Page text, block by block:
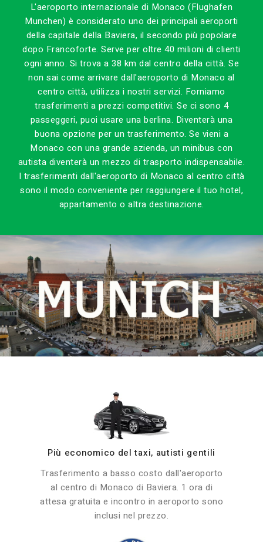
L'aeroporto internazionale di Monaco (Flughafen
Munchen) è considerato uno dei principali aeroporti
della capitale della Baviera, il secondo più popolare
dopo Francoforte. Serve per oltre 40 milioni di clienti
ogni anno. Si trova a 38 km dal centro della città. Se
non sai come arrivare dall'aeroporto di Monaco al
centro città, utilizza i nostri servizi. Forniamo
trasferimenti a prezzi competitivi. Se ci sono 4
passeggeri, puoi usare una berlina. Diventerà una
buona opzione per un trasferimento. Se vieni a
Monaco con una grande azienda, un minibus con
autista diventerà un mezzo di trasporto indispensabile.
I trasferimenti dall'aeroporto di Monaco al centro città
sono il modo conveniente per raggiungere il tuo hotel,
appartamento o altra destinazione.
Più economico del taxi, autisti gentili
Trasferimento a basso costo dall'aeroporto
al centro di Monaco di Baviera. 1 ora di
attesa gratuita e incontro in aeroporto sono
inclusi nel prezzo.